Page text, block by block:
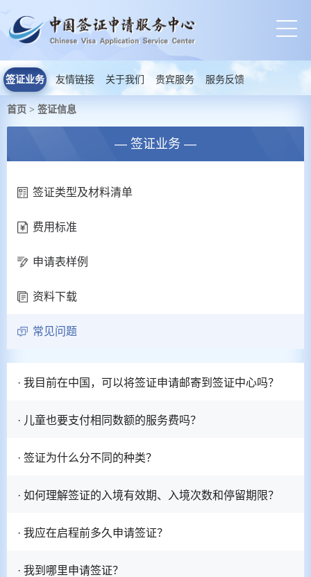
签证业务 友情链接 关于我们 贵宾服务 服务反馈
首页 > 签证信息
— 签证业务 —
签证类型及材料清单
费用标准
申请表样例
资料下载
常见问题
· 我目前在中国，可以将签证申请邮寄到签证中心吗？
· 儿童也要支付相同数额的服务费吗？
· 签证为什么分不同的种类？
· 如何理解签证的入境有效期、入境次数和停留期限？
· 我应在启程前多久申请签证？
· 我到哪里申请签证？